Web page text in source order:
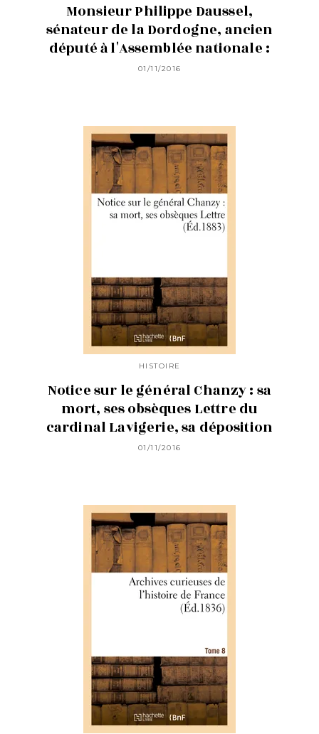
Monsieur Philippe Daussel,
sénateur de la Dordogne, ancien
député à l'Assemblée nationale :
01/11/2016
HISTOIRE
Notice sur le général Chanzy : sa
mort, ses obsèques Lettre du
cardinal Lavigerie, sa déposition
01/11/2016